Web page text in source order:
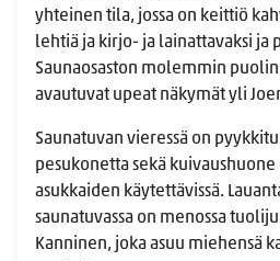
yhteinen tila, jossa on keittiö
lehtiä ja kirjo- ja lainattavaksi ja
Saunaosaston molemmin
avautuvat upeat näkymät yli
Saunatuvan vieressä on
pesukonetta sekä
asukkaiden käytettävissä.
saunatuvassa on menossa
Kanninen, joka asuu miehensä